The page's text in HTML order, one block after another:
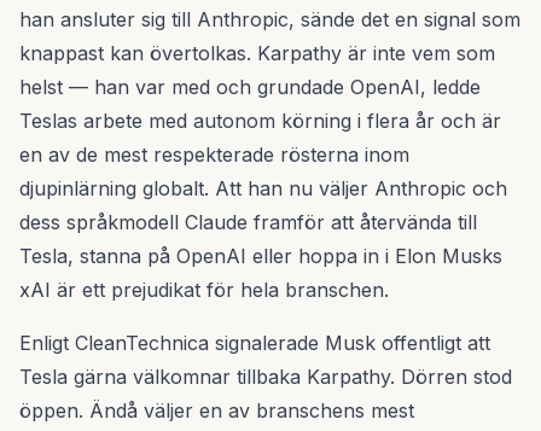
han ansluter sig till Anthropic, sände det en signal som
knappast kan övertolkas. Karpathy är inte vem som
helst — han var med och grundade OpenAI, ledde
Teslas arbete med autonom körning i flera år och är
en av de mest respekterade rösterna inom
djupinlärning globalt. Att han nu väljer Anthropic och
dess språkmodell Claude framför att återvända till
Tesla, stanna på OpenAI eller hoppa in i Elon Musks
xAI är ett prejudikat för hela branschen.
Enligt CleanTechnica signalerade Musk offentligt att
Tesla gärna välkomnar tillbaka Karpathy. Dörren stod
öppen. Ändå väljer en av branschens mest